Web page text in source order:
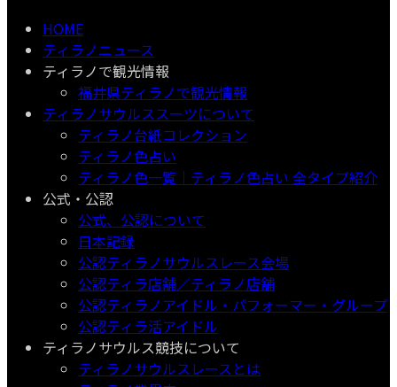
HOME
ティラノニュース
ティラノで観光情報
福井県ティラノで観光情報
ティラノサウルススーツについて
ティラノ台紙コレクション
ティラノ色占い
ティラノ色一覧｜ティラノ色占い 全タイプ紹介
公式・公認
公式、公認について
日本記録
公認ティラノサウルスレース会場
公認ティラ店舗／ティラノ店舗
公認ティラノアイドル・パフォーマー・グループ
公認ティラ活アイドル
ティラノサウルス競技について
ティラノサウルスレースとは